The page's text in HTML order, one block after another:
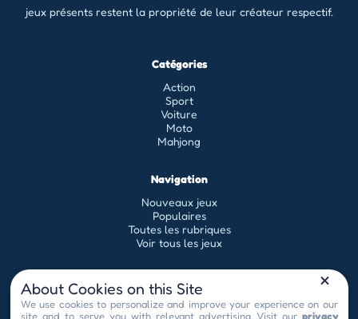
jeux présents restent la propriété de leur créateur respectif.
Catégories
Action
Sport
Voiture
Moto
Mahjong
Navigation
Nouveaux jeux
Populaires
Toutes les rubriques
Voir tous les jeux
Légal
Conditions générales d'utilisation
About Cookies on this Site
We use cookies to personalize and improve your experience on our
site and to serve you with relevant advertising. Visit our privacy